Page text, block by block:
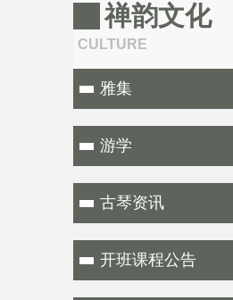
禅韵文化
CULTURE
雅集
游学
古琴资讯
开班课程公告